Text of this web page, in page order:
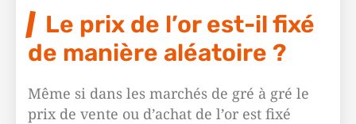
Le prix de l’or est-il fixé
de manière aléatoire ?
Même si dans les marchés de gré à gré le
prix de vente ou d’achat de l’or est fixé